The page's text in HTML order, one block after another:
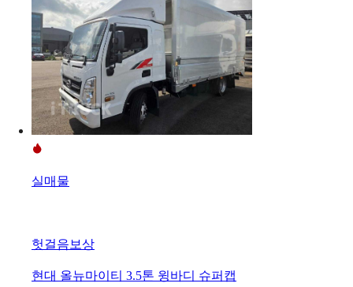
실매물
헛걸음보상
현대 올뉴마이티 3.5톤 윙바디 슈퍼캡